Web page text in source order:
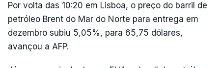
Por volta das 10:20 em Lisboa, o preço do barril de
petróleo Brent do Mar do Norte para entrega em
dezembro subiu 5,05%, para 65,75 dólares,
avançou a AFP.